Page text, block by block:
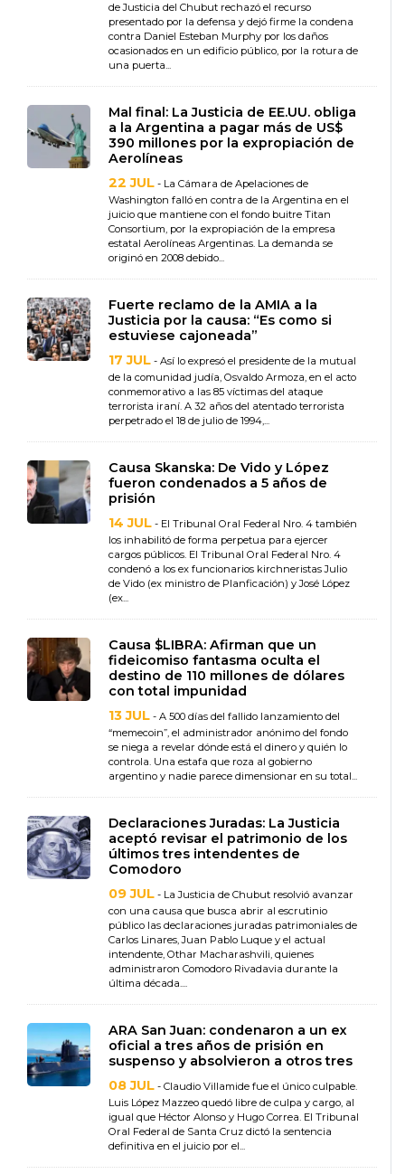
de Justicia del Chubut rechazó el recurso
presentado por la defensa y dejó firme la condena
contra Daniel Esteban Murphy por los daños
ocasionados en un edificio público, por la rotura de
una puerta...
Mal final: La Justicia de EE.UU. obliga
a la Argentina a pagar más de US$
390 millones por la expropiación de
Aerolíneas
22 JUL - La Cámara de Apelaciones de
Washington falló en contra de la Argentina en el
juicio que mantiene con el fondo buitre Titan
Consortium, por la expropiación de la empresa
estatal Aerolíneas Argentinas. La demanda se
originó en 2008 debido...
Fuerte reclamo de la AMIA a la
Justicia por la causa: “Es como si
estuviese cajoneada”
17 JUL - Así lo expresó el presidente de la mutual
de la comunidad judía, Osvaldo Armoza, en el acto
conmemorativo a las 85 víctimas del ataque
terrorista iraní. A 32 años del atentado terrorista
perpetrado el 18 de julio de 1994,...
Causa Skanska: De Vido y López
fueron condenados a 5 años de
prisión
14 JUL - El Tribunal Oral Federal Nro. 4 también
los inhabilitó de forma perpetua para ejercer
cargos públicos. El Tribunal Oral Federal Nro. 4
condenó a los ex funcionarios kirchneristas Julio
de Vido (ex ministro de Planficación) y José López
(ex...
Causa $LIBRA: Afirman que un
fideicomiso fantasma oculta el
destino de 110 millones de dólares
con total impunidad
13 JUL - A 500 días del fallido lanzamiento del
“memecoin”, el administrador anónimo del fondo
se niega a revelar dónde está el dinero y quién lo
controla. Una estafa que roza al gobierno
argentino y nadie parece dimensionar en su total...
Declaraciones Juradas: La Justicia
aceptó revisar el patrimonio de los
últimos tres intendentes de
Comodoro
09 JUL - La Justicia de Chubut resolvió avanzar
con una causa que busca abrir al escrutinio
público las declaraciones juradas patrimoniales de
Carlos Linares, Juan Pablo Luque y el actual
intendente, Othar Macharashvili, quienes
administraron Comodoro Rivadavia durante la
última década....
ARA San Juan: condenaron a un ex
oficial a tres años de prisión en
suspenso y absolvieron a otros tres
08 JUL - Claudio Villamide fue el único culpable.
Luis López Mazzeo quedó libre de culpa y cargo, al
igual que Héctor Alonso y Hugo Correa. El Tribunal
Oral Federal de Santa Cruz dictó la sentencia
definitiva en el juicio por el...